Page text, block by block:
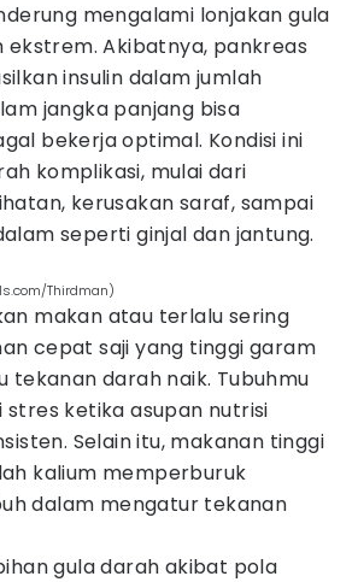
mengalami lonjakan gula
ekstrem. Akibatnya, pankreas
insulin dalam jumlah
jangka panjang bisa
bekerja optimal. Kondisi ini
komplikasi, mulai dari
kerusakan saraf, sampai
seperti ginjal dan jantung.
Thirdman)
makan atau terlalu sering
cepat saji yang tinggi garam
tekanan darah naik. Tubuhmu
ketika asupan nutrisi
Selain itu, makanan tinggi
kalium memperburuk
dalam mengatur tekanan
gula darah akibat pola